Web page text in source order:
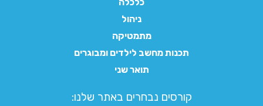
ניהול
מתמטיקה
תכנות מחשב לילדים ומבוגרים
תואר שני
קורסים נבחרים באתר שלנו:​